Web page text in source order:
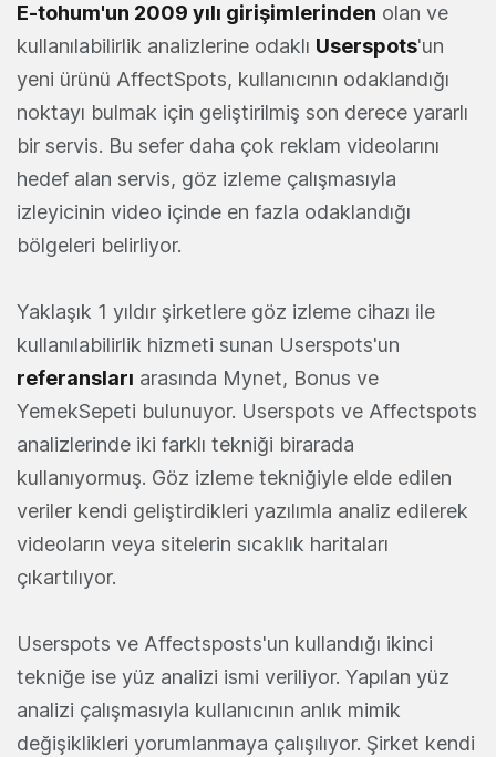
E-tohum'un 2009 yılı girişimlerinden olan ve
kullanılabilirlik analizlerine odaklı Userspots'un
yeni ürünü AffectSpots, kullanıcının odaklandığı
noktayı bulmak için geliştirilmiş son derece yararlı
bir servis. Bu sefer daha çok reklam videolarını
hedef alan servis, göz izleme çalışmasıyla
izleyicinin video içinde en fazla odaklandığı
bölgeleri belirliyor.
Yaklaşık 1 yıldır şirketlere göz izleme cihazı ile
kullanılabilirlik hizmeti sunan Userspots'un
referansları arasında Mynet, Bonus ve
YemekSepeti bulunuyor. Userspots ve Affectspots
analizlerinde iki farklı tekniği birarada
kullanıyormuş. Göz izleme tekniğiyle elde edilen
veriler kendi geliştirdikleri yazılımla analiz edilerek
videoların veya sitelerin sıcaklık haritaları
çıkartılıyor.
Userspots ve Affectsposts'un kullandığı ikinci
tekniğe ise yüz analizi ismi veriliyor. Yapılan yüz
analizi çalışmasıyla kullanıcının anlık mimik
değişiklikleri yorumlanmaya çalışılıyor. Şirket kendi